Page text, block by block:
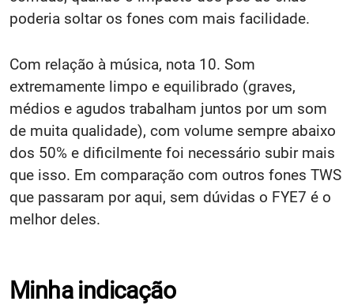
poderia soltar os fones com mais facilidade.
Com relação à música, nota 10. Som
extremamente limpo e equilibrado (graves,
médios e agudos trabalham juntos por um som
de muita qualidade), com volume sempre abaixo
dos 50% e dificilmente foi necessário subir mais
que isso. Em comparação com outros fones TWS
que passaram por aqui, sem dúvidas o FYE7 é o
melhor deles.
Minha indicação